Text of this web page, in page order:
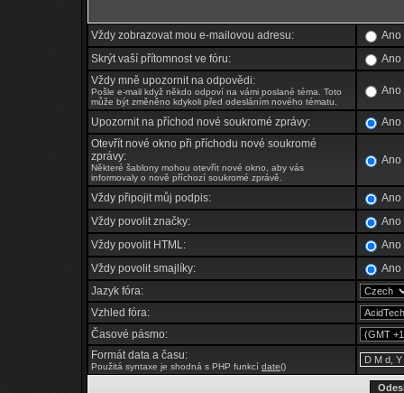
Vždy zobrazovat mou e-mailovou adresu:
Skrýt vaší přítomnost ve fóru:
Vždy mně upozornit na odpovědi:
Pošle e-mail když někdo odpoví na vámi poslané téma. Toto
může být změněno kdykoli před odesláním nového tématu.
Upozornit na příchod nové soukromé zprávy:
Otevřít nové okno při příchodu nové soukromé
zprávy:
Některé šablony mohou otevřít nové okno, aby vás
informovaly o nově příchozí soukromé zprávě.
Vždy připojit můj podpis:
Vždy povolit značky:
Vždy povolit HTML:
Vždy povolit smajlíky:
Jazyk fóra:
Vzhled fóra:
Časové pásmo:
Formát data a času:
Použitá syntaxe je shodná s PHP funkcí date()